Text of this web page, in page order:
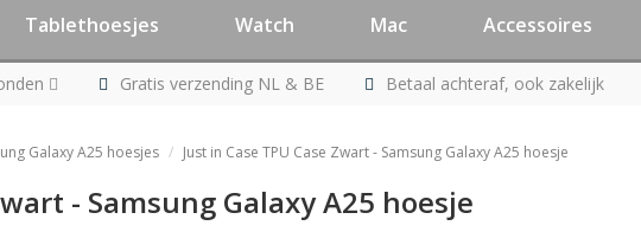
Tablethoesjes Watch Mac Accessoires
Gratis verzending NL & BE Betaal achteraf, ook zakelijk
Galaxy A25 hoesjes Just in Case TPU Case Zwart - Samsung Galaxy A25 hoesje
- Samsung Galaxy A25 hoesje